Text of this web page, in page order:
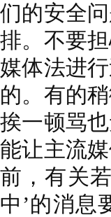
们的安全
排。不要
媒体法进
的。有的
挨一顿骂
能让主流
前，有关
中’的消息